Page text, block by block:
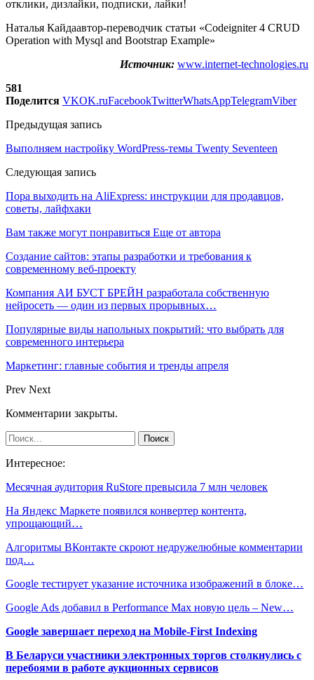
отклики, дизлайки, подписки, лайки!
Наталья Кайдаавтор-переводчик статьи «Codeigniter 4 CRUD
Operation with Mysql and Bootstrap Example»
Источник: www.internet-technologies.ru
581
Поделится VKOK.ruFacebookTwitterWhatsAppTelegramViber
Предыдущая запись
Выполняем настройку WordPress-темы Twenty Seventeen
Следующая запись
Пора выходить на AliExpress: инструкции для продавцов,
советы, лайфхаки
Вам также могут понравиться Еще от автора
Создание сайтов: этапы разработки и требования к
современному веб-проекту
Компания АИ БУСТ БРЕЙН разработала собственную
нейросеть — один из первых прорывных…
Популярные виды напольных покрытий: что выбрать для
современного интерьера
Маркетинг: главные события и тренды апреля
Prev Next
Комментарии закрыты.
Интересное:
Месячная аудитория RuStore превысила 7 млн человек
На Яндекс Маркете появился конвертер контента,
упрощающий…
Алгоритмы ВКонтакте скроют недружелюбные комментарии
под…
Google тестирует указание источника изображений в блоке…
Google Ads добавил в Performance Max новую цель – New…
Google завершает переход на Mobile-First Indexing
В Беларуси участники электронных торгов столкнулись с
перебоями в работе аукционных сервисов